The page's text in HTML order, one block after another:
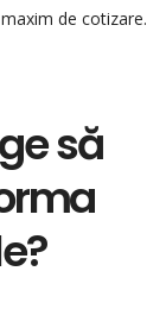
de cotizare.
să